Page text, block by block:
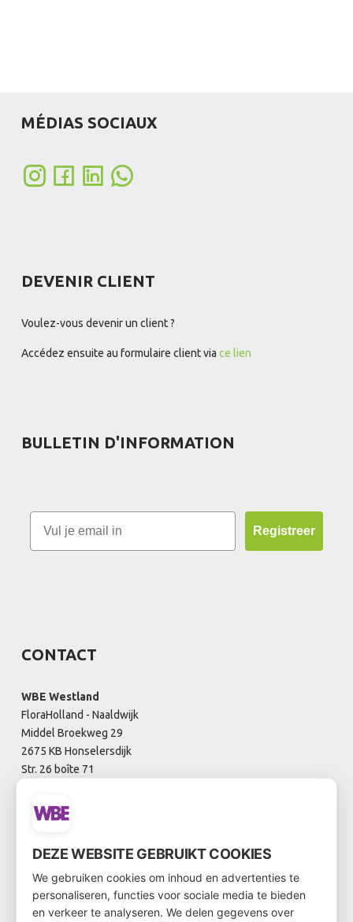
MÉDIAS SOCIAUX
DEVENIR CLIENT
Voulez-vous devenir un client ?
Accédez ensuite au formulaire client viace lien
BULLETIN D'INFORMATION
Registreer
CONTACT
WBE Westland
FloraHolland - Naaldwijk
Middel Broekweg 29
2675 KB Honselersdijk
Str. 26 boîte 71
WBE Rijnsburg
Laan van Verhof 3
2231 BZ Rijnsburg
DEZE WEBSITE GEBRUIKT COOKIES
We gebruiken cookies om inhoud en advertenties te
personaliseren, functies voor sociale media te bieden
en verkeer te analyseren. We delen gegevens over